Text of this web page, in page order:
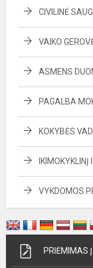
CIVILINĖ
VAIKO
ASMENS
PAGALBA
KOKYBĖS
VYKDOMOS
PRIĖMIMAS